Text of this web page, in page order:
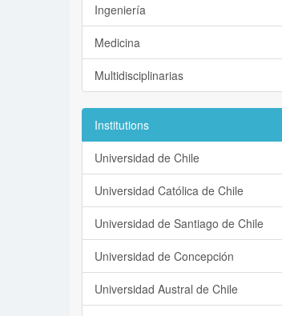
Ingeniería
Medicina
Multidisciplinarias
Institutions
Universidad de Chile
Universidad Católica de Chile
Universidad de Santiago de Chile
Universidad de Concepción
Universidad Austral de Chile